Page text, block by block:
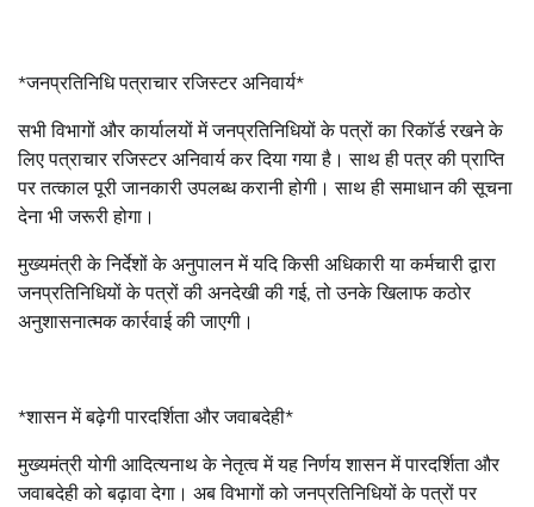
*जनप्रतिनिधि पत्राचार रजिस्टर अनिवार्य*
सभी विभागों और कार्यालयों में जनप्रतिनिधियों के पत्रों का रिकॉर्ड रखने के
लिए पत्राचार रजिस्टर अनिवार्य कर दिया गया है। साथ ही पत्र की प्राप्ति
पर तत्काल पूरी जानकारी उपलब्ध करानी होगी। साथ ही समाधान की सूचना
देना भी जरूरी होगा।
मुख्यमंत्री के निर्देशों के अनुपालन में यदि किसी अधिकारी या कर्मचारी द्वारा
जनप्रतिनिधियों के पत्रों की अनदेखी की गई, तो उनके खिलाफ कठोर
अनुशासनात्मक कार्रवाई की जाएगी।
*शासन में बढ़ेगी पारदर्शिता और जवाबदेही*
मुख्यमंत्री योगी आदित्यनाथ के नेतृत्व में यह निर्णय शासन में पारदर्शिता और
जवाबदेही को बढ़ावा देगा। अब विभागों को जनप्रतिनिधियों के पत्रों पर